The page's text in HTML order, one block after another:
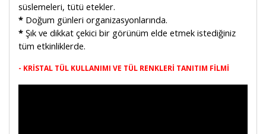
süslemeleri, tütü etekler.
* Doğum günleri organizasyonlarında.
* Şık ve dikkat çekici bir görünüm elde etmek istediğiniz
tüm etkinliklerde.
- KRİSTAL TÜL KULLANIMI VE TÜL RENKLERİ TANITIM FİLMİ